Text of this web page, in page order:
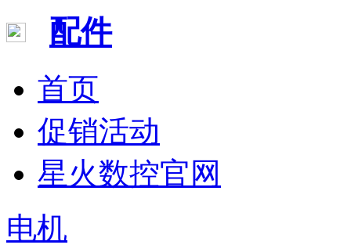
配件
首页
促销活动
星火数控官网
电机